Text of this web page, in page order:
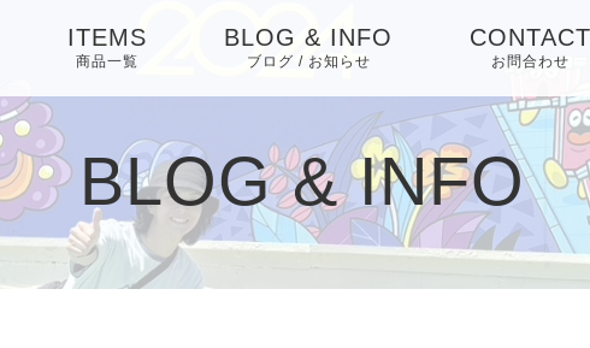
ITEMS
商品一覧
BLOG & INFO
ブログ / お知らせ
ブログ
CONTACT
お問合わせ
BLOG & INFO